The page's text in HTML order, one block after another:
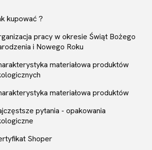
kupować ?
pracy w okresie Świąt Bożego
i Nowego Roku
materiałowa produktów
materiałowa produktów
pytania - opakowania
Shoper